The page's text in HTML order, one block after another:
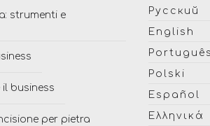
strumenti e
business
per pietra
Русский
English
Português
Polski
Español
Ελληνικά